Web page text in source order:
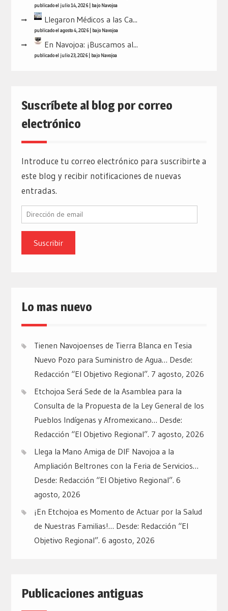
publicado el julio 14, 2026| bajoNavojoa
Llegaron Médicos a las Ca...
publicado el agosto 4, 2026| bajoNavojoa
En Navojoa: ¡Buscamos al...
publicado el julio 23, 2026| bajoNavojoa
Suscríbete al blog por correo
electrónico
Introduce tu correo electrónico para suscribirte a
este blog y recibir notificaciones de nuevas
entradas.
Dirección
email
Lo mas nuevo
Tienen Navojoenses de Tierra Blanca en Tesia
Nuevo Pozo para Suministro de Agua… Desde:
Redacción “El Objetivo Regional”. 7 agosto, 2026
Etchojoa Será Sede de la Asamblea para la
Consulta de la Propuesta de la Ley General de los
Pueblos Indígenas y Afromexicano… Desde:
Redacción “El Objetivo Regional”. 7 agosto, 2026
Llega la Mano Amiga de DIF Navojoa a la
Ampliación Beltrones con la Feria de Servicios…
Desde: Redacción “El Objetivo Regional”. 6
agosto, 2026
¡En Etchojoa es Momento de Actuar por la Salud
de Nuestras Familias!… Desde: Redacción “El
Objetivo Regional”. 6 agosto, 2026
Publicaciones antiguas